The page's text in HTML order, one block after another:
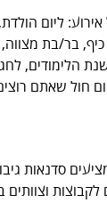
ליום
כיף, בר/בת
הלימודים,
חול שאתם
סדנאות
וצוותים